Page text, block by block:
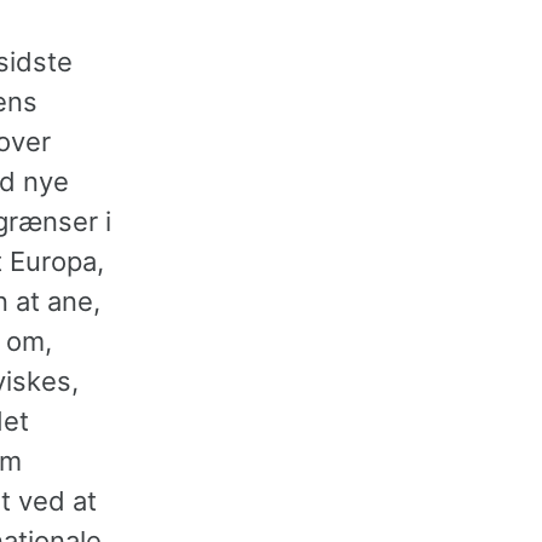
nye
i
at ane,
ved at